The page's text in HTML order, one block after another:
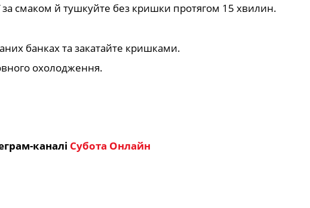
за смаком й тушкуйте без кришки протягом 15 хвилин.
банках та закатайте кришками.
охолодження.
каналі Субота Онлайн